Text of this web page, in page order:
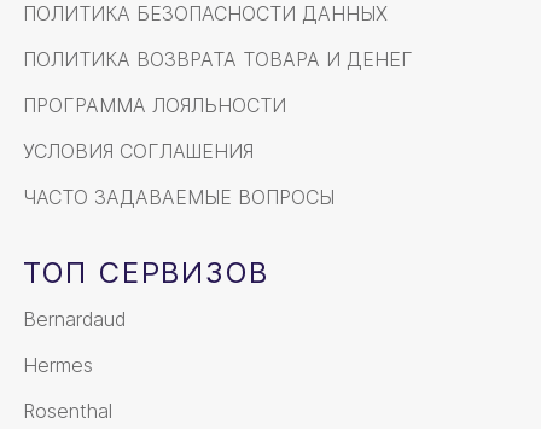
ПОЛИТИКА БЕЗОПАСНОСТИ ДАННЫХ
ПОЛИТИКА ВОЗВРАТА ТОВАРА И ДЕНЕГ
ПРОГРАММА ЛОЯЛЬНОСТИ
УСЛОВИЯ СОГЛАШЕНИЯ
ЧАСТО ЗАДАВАЕМЫЕ ВОПРОСЫ
ТОП СЕРВИЗОВ
Bernardaud
Hermes
Rosenthal